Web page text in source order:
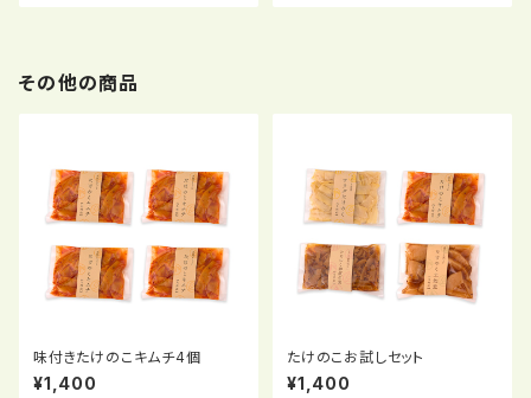
その他の商品
味付きたけのこキムチ4個
¥1,400
たけのこお試しセット
¥1,400